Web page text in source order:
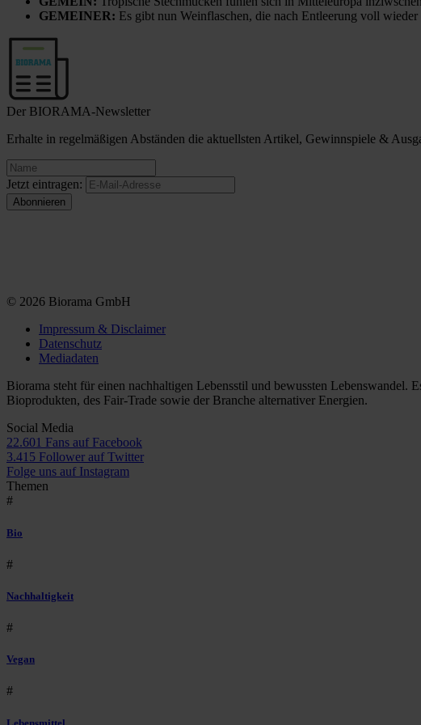
GEMEINER: Es gibt nun Weinflaschen, die nach Entleerung voll
Der BIORAMA-Newsletter
Erhalte in regelmäßigen Abständen die aktuellsten Artikel, Gewinnspiele &
Jetzt eintragen:
© 2026 Biorama GmbH
Impressum & Disclaimer
Datenschutz
Mediadaten
Biorama steht für einen nachhaltigen Lebensstil und bewussten
Bioprodukten, des Fair-Trade sowie der Branche alternativer Energien.
Social Media
22.601 Fans auf Facebook
3.415 Follower auf Twitter
Folge uns auf Instagram
Themen
#
Bio
#
Nachhaltigkeit
#
Vegan
#